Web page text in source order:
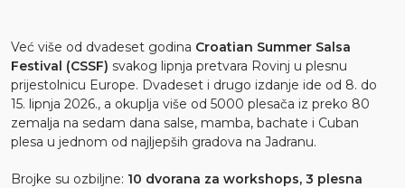
Već više od dvadeset godina Croatian Summer Salsa
Festival (CSSF) svakog lipnja pretvara Rovinj u plesnu
prijestolnicu Europe. Dvadeset i drugo izdanje ide od 8. do
15. lipnja 2026., a okuplja više od 5000 plesača iz preko 80
zemalja na sedam dana salse, mamba, bachate i Cuban
plesa u jednom od najljepših gradova na Jadranu.
Brojke su ozbiljne: 10 dvorana za workshops, 3 plesna